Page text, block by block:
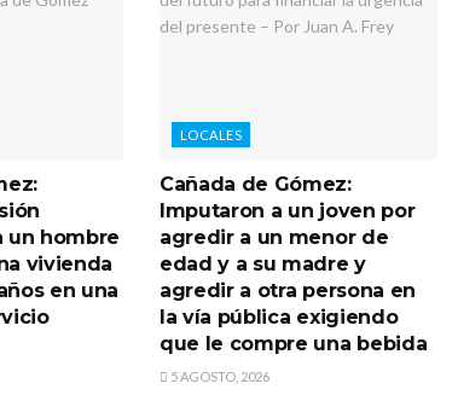
un hombre
vivienda
en una
LOCALES
Cañada de Gómez:
Imputaron a un joven por
agredir a un menor de
edad y a su madre y
agredir a otra persona en
la vía pública exigiendo
que le compre una bebida
5 AGOSTO, 2026